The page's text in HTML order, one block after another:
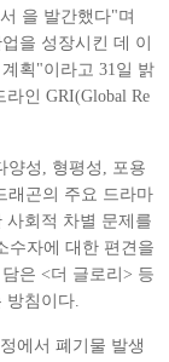
을 발간했다"며
을 성장시킨 데 이
획"이라고 31일 밝
인 GRI(Global Re
양성, 형평성, 포용
래곤의 주요 드라마
사회적 차별 문제를
수자에 대한 편견을
은 <더 글로리> 등
방침이다.
에서 폐기물 발생